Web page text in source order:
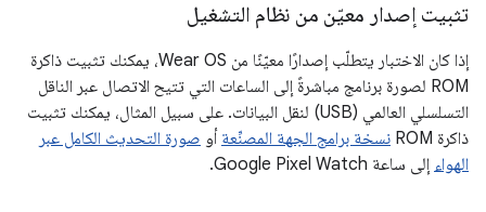
تثبيت إصدار معيّن من نظام التشغيل
إذا كان الاختبار يتطلّب إصدارًا معيّنًا من Wear OS، يمكنك تثبيت ذاكرة
ROM لصورة برنامج مباشرةً إلى الساعات التي تتيح الاتصال عبر الناقل
التسلسلي العالمي (USB) لنقل البيانات. على سبيل المثال، يمكنك تثبيت
ذاكرة ROM
نسخة برامج الجهة المصنِّعة أو صورة التحديث الكامل عبر
الهواء إلى ساعة Google Pixel Watch.